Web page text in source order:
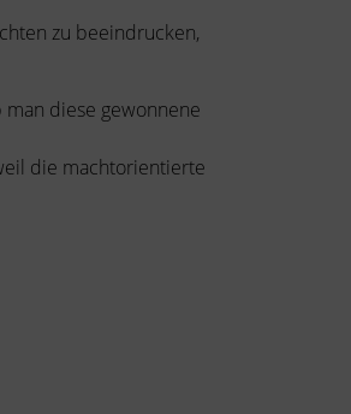
zu beeindrucken,
diese gewonnene
die machtorientierte